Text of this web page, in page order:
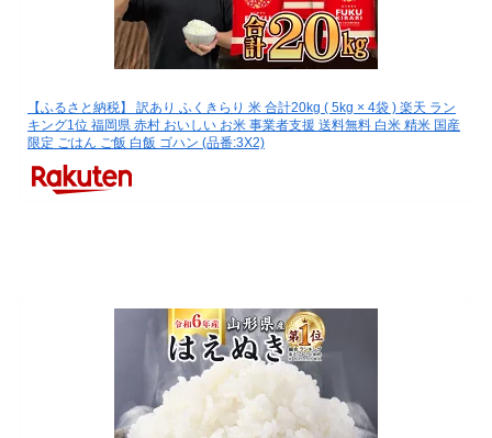
【ふるさと納税】 訳あり ふくきらり 米 合計20kg ( 5kg × 4袋 ) 楽天 ラン
キング1位 福岡県 赤村 おいしい お米 事業者支援 送料無料 白米 精米 国産
限定 ごはん ご飯 白飯 ゴハン (品番:3X2)